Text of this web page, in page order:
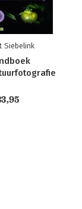
Siebelink